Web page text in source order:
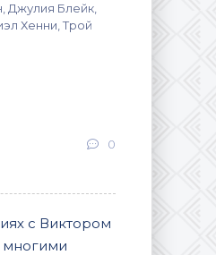
Джулия Блейк,
Хенни, Трой
0
с Виктором
многими